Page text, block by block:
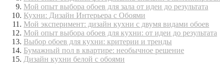
Мой опыт выбора обоев для зала от идеи до результата
Кухни: Дизайн Интерьера с Обоями
Мой эксперимент: дизайн кухни с двумя видами обоев
Мой опыт выбора обоев для кухни: от идеи до результата
Выбор обоев для кухни: критерии и тренды
Бумажный пол в квартире: необычное решение
Дизайн кухни белой с обоями